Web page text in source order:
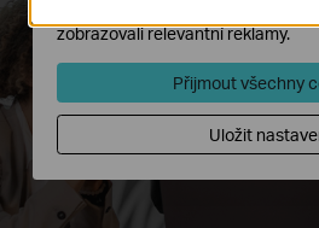
zobrazovali relevantní reklamy.
Přijmout všechny
Uložit